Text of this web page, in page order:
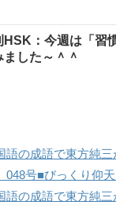
HSK：今週は「習
ました～＾＾
の成語で東方純三
048号■びっくり
の成語で東方純三